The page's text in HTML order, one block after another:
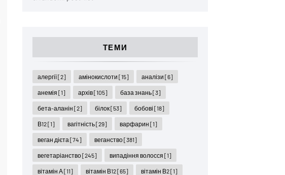
ТЕМИ
алергії[2] амінокислоти[15] аналізи[6]
анемія[1] архів[105] база знань[3]
бета-аланін[2] білок[53] бобові[18]
В12[1] вагітність[29] варфарин[1]
веган дієта[74] веганство[381]
вегетаріанство[245] випадіння волосся[1]
вітамін А[11] вітамін В12[65] вітамін В2[1]